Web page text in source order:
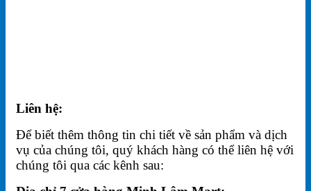
Liên hệ:
Để biết thêm thông tin chi tiết về sản phẩm và dịch
vụ của chúng tôi, quý khách hàng có thể liên hệ với
chúng tôi qua các kênh sau: